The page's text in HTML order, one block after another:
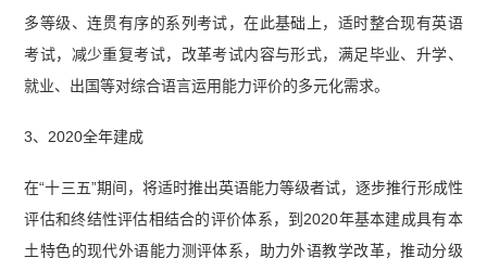
多等级、连贯有序的系列考试，在此基础上，适时整合现有英语
考试，减少重复考试，改革考试内容与形式，满足毕业、升学、
就业、出国等对综合语言运用能力评价的多元化需求。
3、2020全年建成
在“十三五”期间，将适时推出英语能力等级者试，逐步推行形成性
评估和终结性评估相结合的评价体系，到2020年基本建成具有本
土特色的现代外语能力测评体系，助力外语教学改革，推动分级